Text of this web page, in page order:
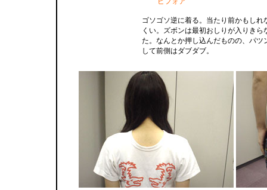
ゴソゴソ逆に着る。当たり前かもしれ
くい。ズボンは最初おしりが入りきら
た。なんとか押し込んだものの、パツ
して前側はダブダブ。